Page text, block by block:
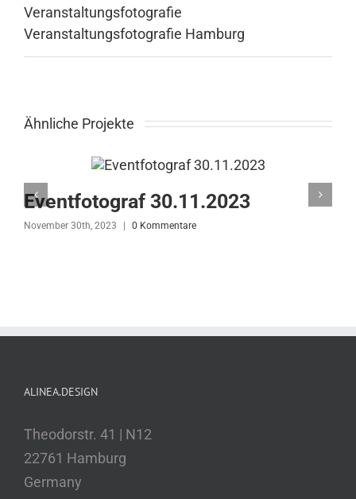
Veranstaltungsfotografie
Veranstaltungsfotografie Hamburg
Ähnliche Projekte
Eventfotograf 30.11.2023
November 30th, 2023 0 Kommentare
ALINEA.DESIGN
Theodorstr. 41 | N12
22761 Hamburg
Germany